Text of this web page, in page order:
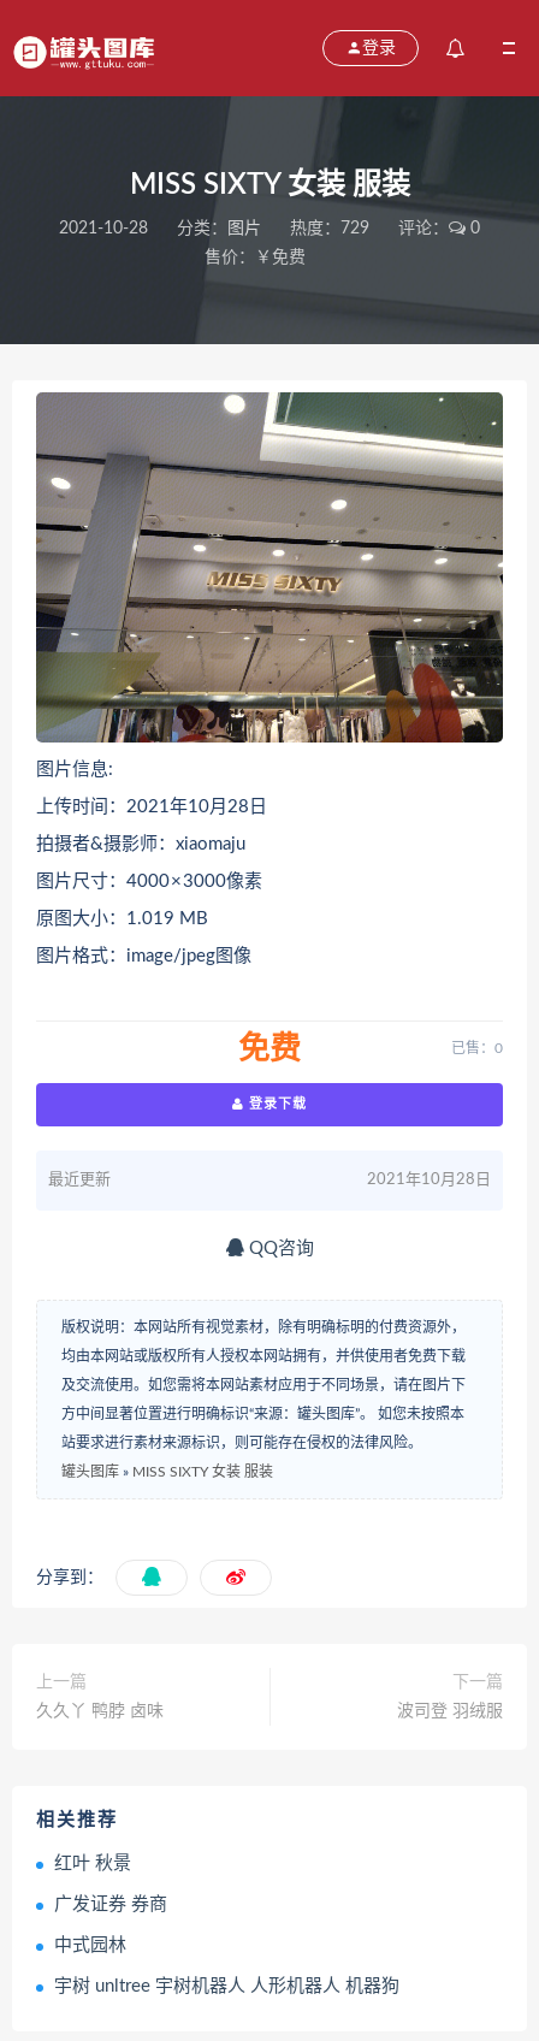
登录
MISS SIXTY 女装 服装
2021-10-28 分类： 图片 热度：729 评论：
0
售价：￥免费
图片信息:
上传时间：2021年10月28日
拍摄者&摄影师：xiaomaju
图片尺寸：4000 × 3000像素
原图大小：1.019 MB
图片格式：image/jpeg图像
免费 已售：0
登录下载
最近更新 2021年10月28日
QQ咨询
版权说明：本网站所有视觉素材，除有明确标明的付费资源外，
均由本网站或版权所有人授权本网站拥有，并供使用者免费下载
及交流使用。如您需将本网站素材应用于不同场景，请在图片下
方中间显著位置进行明确标识“来源：罐头图库”。 如您未按照本
站要求进行素材来源标识，则可能存在侵权的法律风险。
罐头图库 » MISS SIXTY 女装 服装
分享到：
上一篇
久久丫 鸭脖 卤味
下一篇
波司登 羽绒服
相关推荐
红叶 秋景
广发证券 券商
中式园林
宇树 unltree 宇树机器人 人形机器人 机器狗